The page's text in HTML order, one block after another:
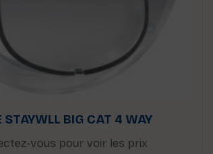
STAYWLL BIG CAT 4 WAY
vous pour voir les prix